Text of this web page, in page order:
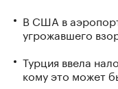
В США в
угрожавшего
Турция ввела
кому это может